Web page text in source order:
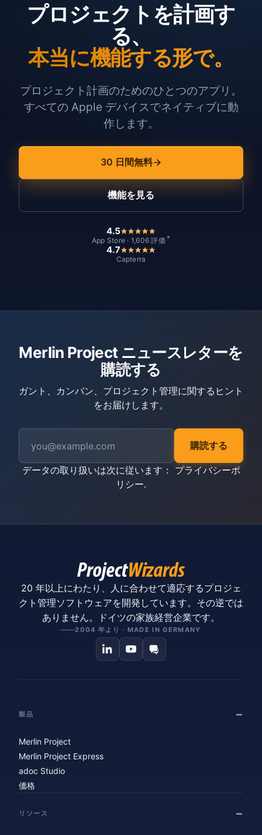
プロジェクトを計画す
る、
本当に機能する形で。
プロジェクト計画のためのひとつのアプリ。
すべての Apple デバイスでネイティブに動
作します。
30 日間無料
機能を見る
4.5
App Store · 1,606 評価 *
4.7
Capterra
Merlin Project ニュースレターを
購読する
ガント、カンバン、プロジェクト管理に関するヒント
をお届けします。
購読する
データの取り扱いは次に従います： プライバシーポ
リシー.
20 年以上にわたり、人に合わせて適応するプロジェ
クト管理ソフトウェアを開発しています。その逆では
ありません。ドイツの家族経営企業です。
2004 年より · MADE IN GERMANY
製品
Merlin Project
Merlin Project Express
adoc Studio
価格
リソース